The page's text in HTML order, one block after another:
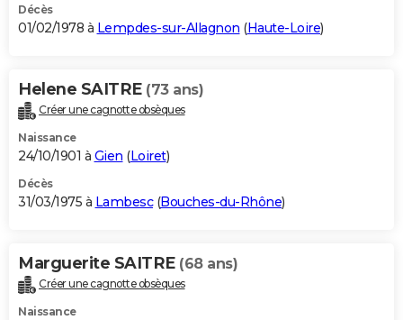
Décès
01/02/1978 à Lempdes-sur-Allagnon (Haute-Loire)
Helene SAITRE (73 ans)
Créer une cagnotte obsèques
Naissance
24/10/1901 à Gien (Loiret)
Décès
31/03/1975 à Lambesc(Bouches-du-Rhône)
Marguerite SAITRE (68 ans)
Créer une cagnotte obsèques
Naissance